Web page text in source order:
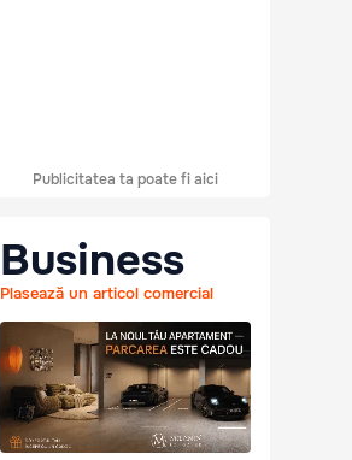
Publicitatea ta poate fi aici
Business
Plasează un articol comercial